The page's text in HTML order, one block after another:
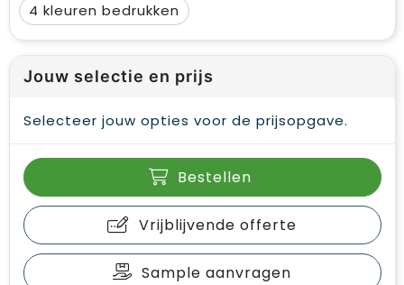
4
Jouw selectie en prijs
Selecteer jouw opties voor de prijsopgave.
Bestellen
Vrijblijvende offerte
Sample aanvragen